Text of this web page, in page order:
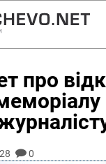
про
28 0